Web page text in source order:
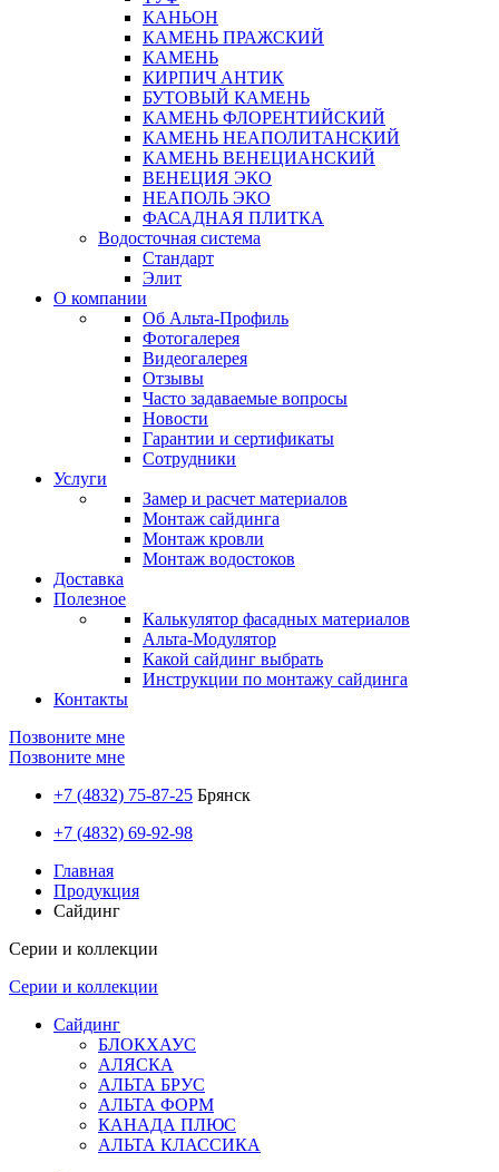
КАНЬОН
КАМЕНЬ ПРАЖСКИЙ
КАМЕНЬ
КИРПИЧ АНТИК
БУТОВЫЙ КАМЕНЬ
КАМЕНЬ ФЛОРЕНТИЙСКИЙ
КАМЕНЬ НЕАПОЛИТАНСКИЙ
КАМЕНЬ ВЕНЕЦИАНСКИЙ
ВЕНЕЦИЯ ЭКО
НЕАПОЛЬ ЭКО
ФАСАДНАЯ ПЛИТКА
Водосточная система
Стандарт
Элит
О компании
Об Альта-Профиль
Фотогалерея
Видеогалерея
Отзывы
Часто задаваемые вопросы
Новости
Гарантии и сертификаты
Сотрудники
Услуги
Замер и расчет материалов
Монтаж сайдинга
Монтаж кровли
Монтаж водостоков
Доставка
Полезное
Калькулятор фасадных материалов
Альта-Модулятор
Какой сайдинг выбрать
Инструкции по монтажу сайдинга
Контакты
Позвоните мне
Позвоните мне
+7 (4832) 75-87-25 Брянск
+7 (4832) 69-92-98
Главная
Продукция
Сайдинг
Серии и коллекции
Серии и коллекции
Сайдинг
БЛОКХАУС
АЛЯСКА
АЛЬТА БРУС
АЛЬТА ФОРМ
КАНАДА ПЛЮС
АЛЬТА КЛАССИКА